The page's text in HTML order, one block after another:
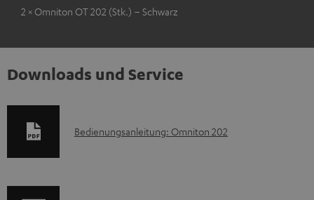
2 × Omniton OT 202 (Stk.) – Schwarz
Downloads und Service
D
Bedienungsanleitung: Omniton 202